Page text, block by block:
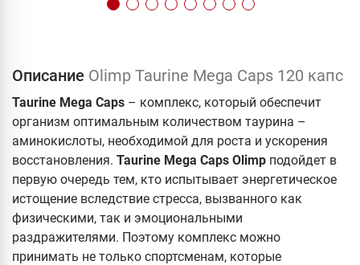
Описание Olimp Taurine Mega Caps 120 капс
Taurine Mega Caps – комплекс, который обеспечит
организм оптимальным количеством таурина –
аминокислоты, необходимой для роста и ускорения
восстановления. Taurine Mega Caps Olimp подойдет в
первую очередь тем, кто испытывает энергетическое
истощение вследствие стресса, вызванного как
физическими, так и эмоциональными
раздражителями. Поэтому комплекс можно
принимать не только спортсменам, которые